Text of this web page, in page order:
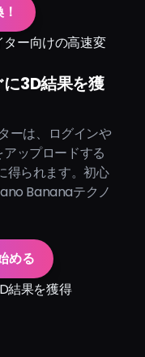
3D結果を獲
ーは、ログインや
ップロードする
得られます。初心
Bananaテクノ
める